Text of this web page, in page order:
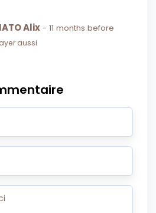
Alix - 11 months before
aussi